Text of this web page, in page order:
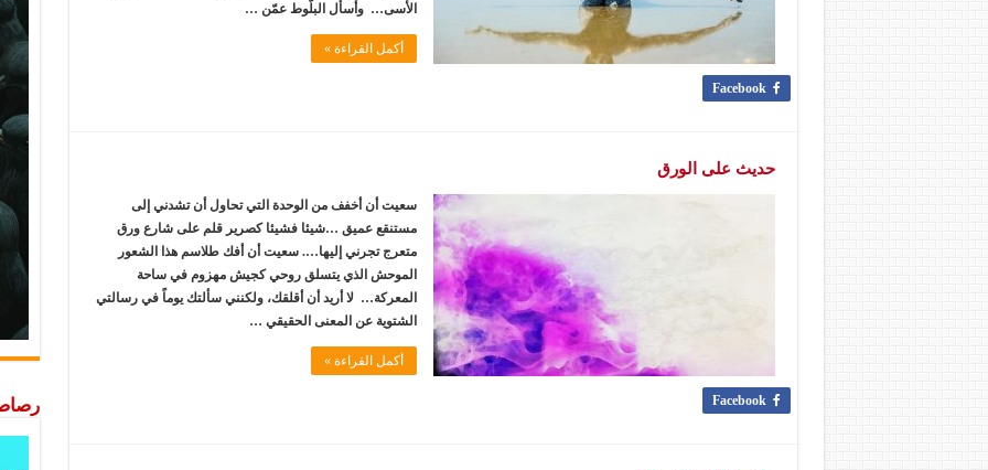
الأسى… وأسأل البلّوط عمّن …
أكمل القراءة »
Facebook
حديث على الورق
سعيت أن أخفف من الوحدة التي تحاول أن تشدني إلى
مستنقع عميق …شيئا فشيئا كصرير قلم على شارع ورق
متعرج تجرني إليها…. سعيت أن أفك طلاسم هذا الشعور
الموحش الذي يتسلق روحي كجيش مهزوم في ساحة
المعركة… لا أريد أن أقلقك، ولكنني سألتك يوماً في رسالتي
الشتوية عن المعنى الحقيقي …
أكمل القراءة »
Facebook